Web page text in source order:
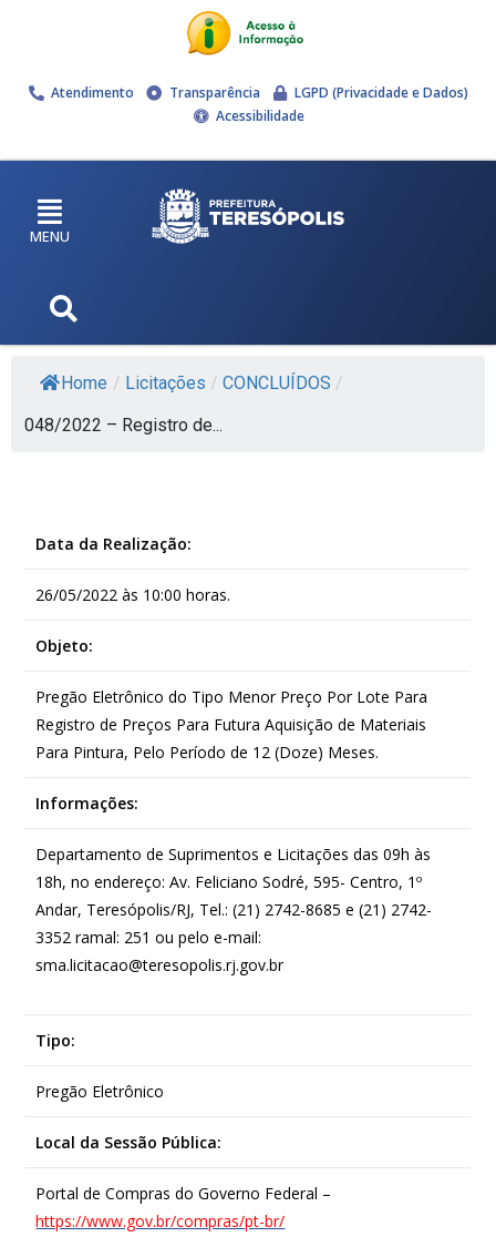
Atendimento Transparência
LGPD (Privacidade e Dados)
Acessibilidade
MENU
Home / Licitações / CONCLUÍDOS /
048/2022 – Registro de...
Data da Realização:
26/05/2022 às 10:00 horas.
Objeto:
Pregão Eletrônico do Tipo Menor Preço Por Lote Para
Registro de Preços Para Futura Aquisição de Materiais
Para Pintura, Pelo Período de 12 (Doze) Meses.
Informações:
Departamento de Suprimentos e Licitações das 09h às
18h, no endereço: Av. Feliciano Sodré, 595- Centro, 1º
Andar, Teresópolis/RJ, Tel.: (21) 2742-8685 e (21) 2742-
3352 ramal: 251 ou pelo e-mail:
sma.licitacao@teresopolis.rj.gov.br
Tipo:
Pregão Eletrônico
Local da Sessão Pública:
Portal de Compras do Governo Federal –
https://www.gov.br/compras/pt-br/